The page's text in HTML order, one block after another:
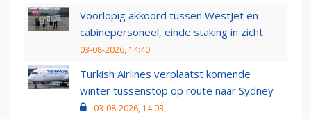
Voorlopig akkoord tussen WestJet en
cabinepersoneel, einde staking in zicht
03-08-2026, 14:40
Turkish Airlines verplaatst komende
winter tussenstop op route naar Sydney
03-08-2026, 14:03